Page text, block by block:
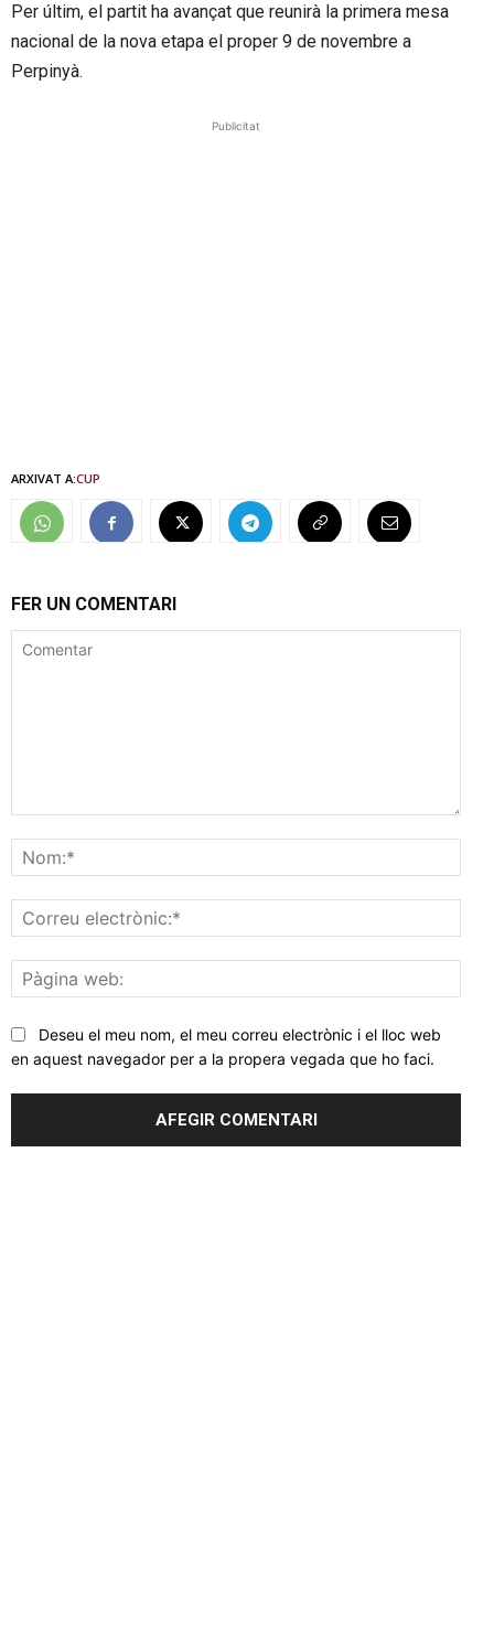
Per últim, el partit ha avançat que reunirà la primera mesa
nacional de la nova etapa el proper 9 de novembre a
Perpinyà.
Publicitat
ARXIVAT A:CUP
FER UN COMENTARI
web:
Deseu el meu nom, el meu correu electrònic i el lloc web
en aquest navegador per a la propera vegada que ho faci.